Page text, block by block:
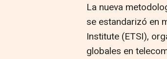
La nueva
se estandarizó en
Institute (ETSI),
globales en